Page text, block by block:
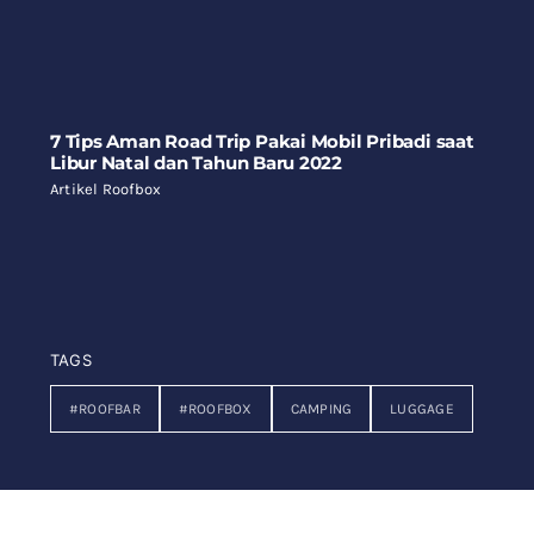
7 Tips Aman Road Trip Pakai Mobil Pribadi saat
Libur Natal dan Tahun Baru 2022
Artikel Roofbox
TAGS
#ROOFBAR #ROOFBOX CAMPING LUGGAGE